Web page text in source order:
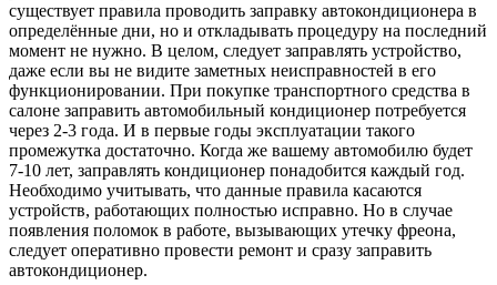
существует правила проводить заправку автокондиционера в
определённые дни, но и откладывать процедуру на последний
момент не нужно. В целом, следует заправлять устройство,
даже если вы не видите заметных неисправностей в его
функционировании. При покупке транспортного средства в
салоне заправить автомобильный кондиционер потребуется
через 2-3 года. И в первые годы эксплуатации такого
промежутка достаточно. Когда же вашему автомобилю будет
7-10 лет, заправлять кондиционер понадобится каждый год.
Необходимо учитывать, что данные правила касаются
устройств, работающих полностью исправно. Но в случае
появления поломок в работе, вызывающих утечку фреона,
следует оперативно провести ремонт и сразу заправить
автокондиционер.